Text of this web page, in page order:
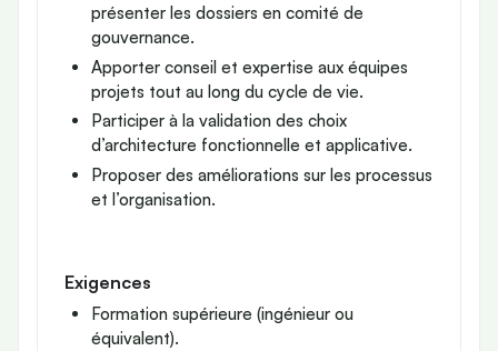
présenter les dossiers en comité de
gouvernance.
Apporter conseil et expertise aux équipes
projets tout au long du cycle de vie.
Participer à la validation des choix
d’architecture fonctionnelle et applicative.
Proposer des améliorations sur les processus
et l’organisation.
Exigences
Formation supérieure (ingénieur ou
équivalent).